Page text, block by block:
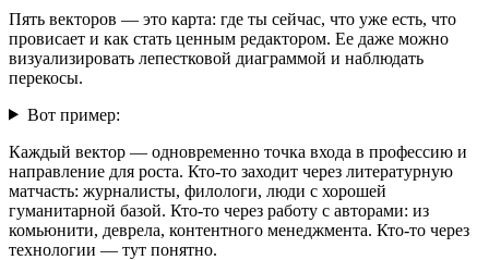
Пять векторов — это карта: где ты сейчас, что уже есть, что
провисает и как стать ценным редактором. Ее даже можно
визуализировать лепестковой диаграммой и наблюдать
перекосы.
Вот пример:
Каждый вектор — одновременно точка входа в профессию и
направление для роста. Кто-то заходит через литературную
матчасть: журналисты, филологи, люди с хорошей
гуманитарной базой. Кто-то через работу с авторами: из
комьюнити, деврела, контентного менеджмента. Кто-то через
технологии — тут понятно.